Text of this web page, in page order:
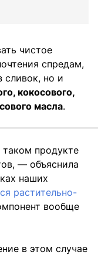
чистое
спредам,
сливок, но и
кокосового,
масла.
продукте
— объяснила
наших
растительно-
вообще
в этом случае